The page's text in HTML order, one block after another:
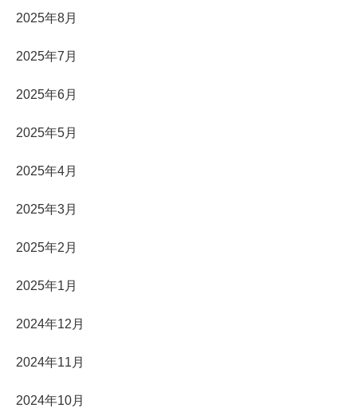
2025年8月
2025年7月
2025年6月
2025年5月
2025年4月
2025年3月
2025年2月
2025年1月
2024年12月
2024年11月
2024年10月